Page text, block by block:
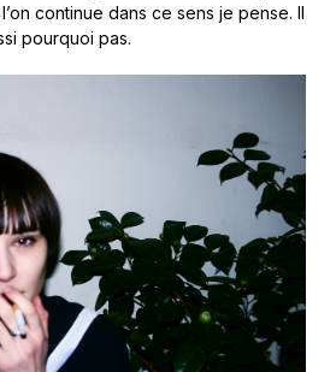
continue dans ce sens je pense. Il
pourquoi pas.